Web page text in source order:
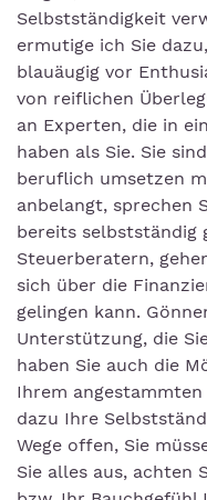
Selbstständigkeit
ermutige ich Sie
blauäugig vor
von reiflichen
an Experten, die in
haben als Sie. Sie
beruflich umsetzen
anbelangt, sprechen
bereits selbstständig
Steuerberatern,
sich über die
gelingen kann.
Unterstützung, die
haben Sie auch die
Ihrem
dazu Ihre
Wege offen, Sie
Sie alles aus, achten